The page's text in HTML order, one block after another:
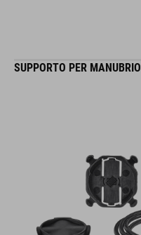
SUPPORTO PER MANUBRIO